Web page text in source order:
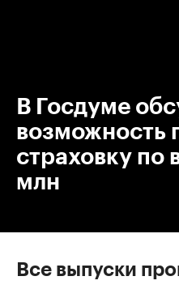
В Госдуме
возможность
страховку по
млн
Все выпуски